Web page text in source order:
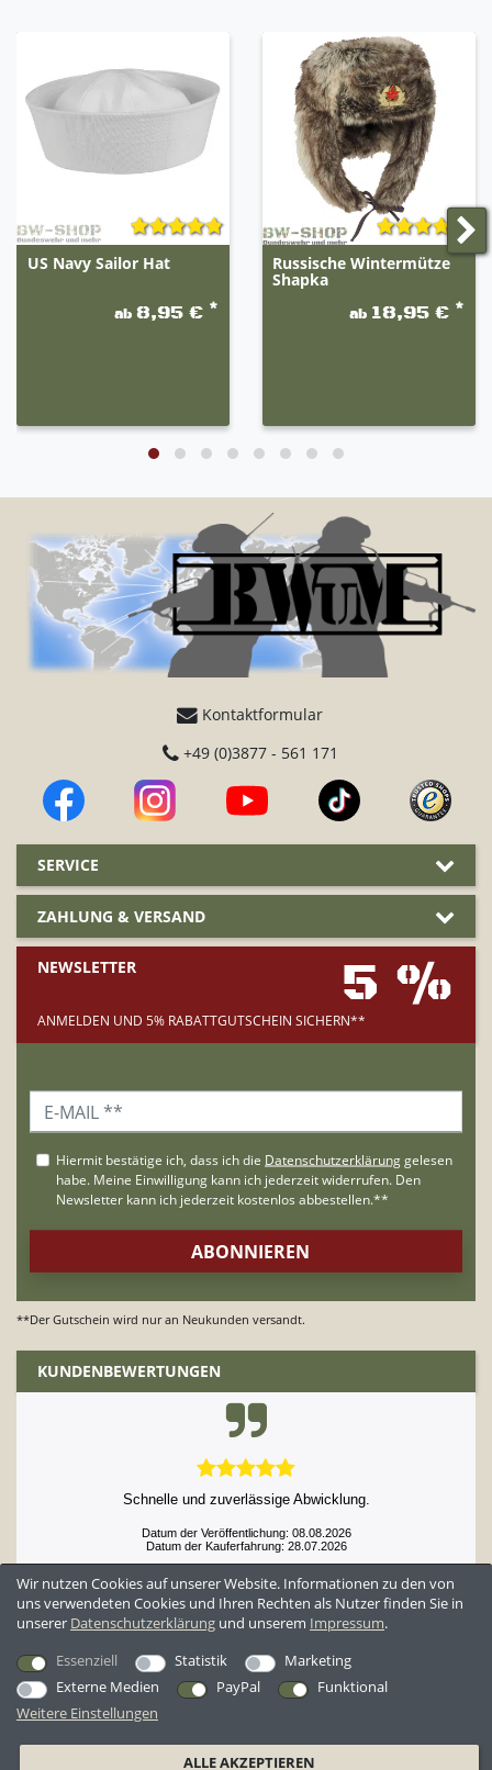
US Navy Sailor Hat
ab 8,95 € *
Russische Wintermütze
Shapka
ab 18,95 € *
Kontaktformular
+49 (0)3877 - 561 171
SERVICE
ZAHLUNG & VERSAND
NEWSLETTER 5 %
ANMELDEN UND 5% RABATTGUTSCHEIN SICHERN**
**Der Gutschein wird nur an Neukunden versandt.
KUNDENBEWERTUNGEN
Schnelle und zuverlässige Abwicklung.
Datum der Veröffentlichung: 08.08.2026
Datum der Kauferfahrung: 28.07.2026
Wir nutzen Cookies auf unserer Website. Informationen zu den von
uns verwendeten Cookies und Ihren Rechten als Nutzer finden Sie in
unserer Daten­schutz­erklärung und unserem Impressum.
Essenziell
Statistik
Marketing
Externe Medien
PayPal
Funktional
Weitere Einstellungen
ALLE AKZEPTIEREN